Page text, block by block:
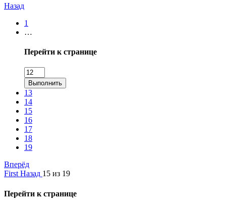
Назад
1
…
Перейти к странице
Выполнить
13
14
15
16
17
18
19
Вперёд
First Назад 15 из 19
Перейти к странице